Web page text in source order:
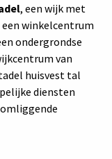
, een wijk met
winkelcentrum
ondergrondse
van
huisvest tal
diensten